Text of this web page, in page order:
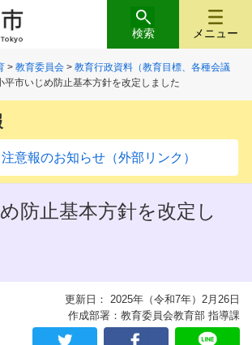
メニュー
検索
>教育委員会 >教育行政資料（教育目標、各種会議
平市いじめ防止基本方針を改定しました
意報のお知らせ（外部リンク）
防止基本方針を改定し
更新日： 2025年（令和7年）2月26日
作成部署：教育委員会教育部 指導課